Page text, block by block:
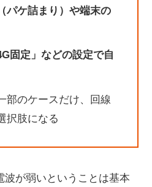
パケ詰まり）や端末の
固定」などの設定で自
部のケースだけ、回線
択肢になる
波が弱いということは基本